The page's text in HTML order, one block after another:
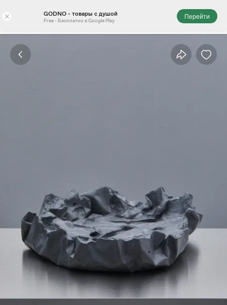
× GODNO - товары с душой
Free - Бесплатно в Google Play
Перейти